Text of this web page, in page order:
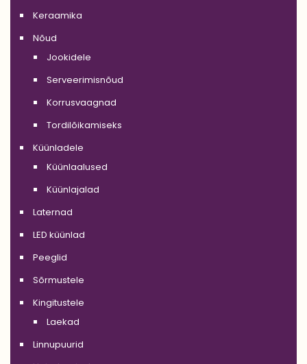
Keraamika
Nõud
Jookidele
Serveerimisnõud
Korrusvaagnad
Tordilõikamiseks
Küünladele
Küünlaalused
Küünlajalad
Laternad
LED küünlad
Peeglid
Sõrmustele
Kingitustele
Laekad
Linnupuurid